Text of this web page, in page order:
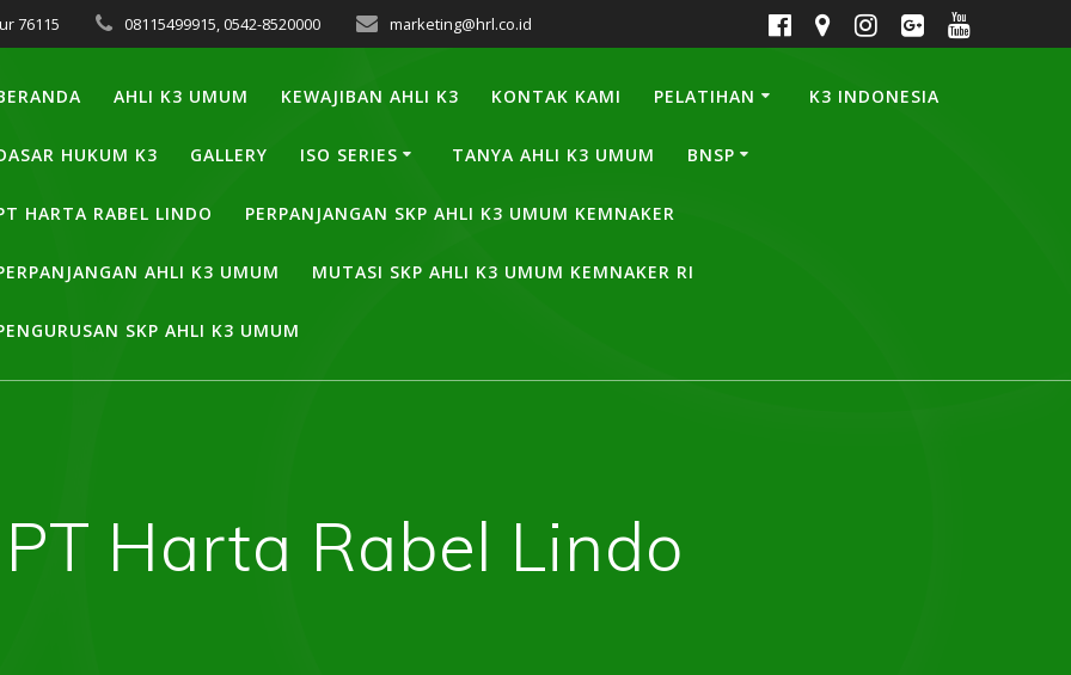
76115 08115499915, 0542-8520000 marketing@hrl.co.id
AHLI K3 UMUM KEWAJIBAN AHLI K3 KONTAK KAMI PELATIHAN K3 INDONESIA
HUKUM K3 GALLERY ISO SERIES TANYA AHLI K3 UMUM BNSP
HARTA RABEL LINDO PERPANJANGAN SKP AHLI K3 UMUM KEMNAKER
AHLI K3 UMUM MUTASI SKP AHLI K3 UMUM KEMNAKER RI
SKP AHLI K3 UMUM
PT Harta Rabel Lindo